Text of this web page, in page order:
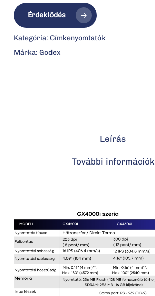
Érdeklődés
Kategória: Címkenyomtatók
Márka: Godex
Leírás
További információk